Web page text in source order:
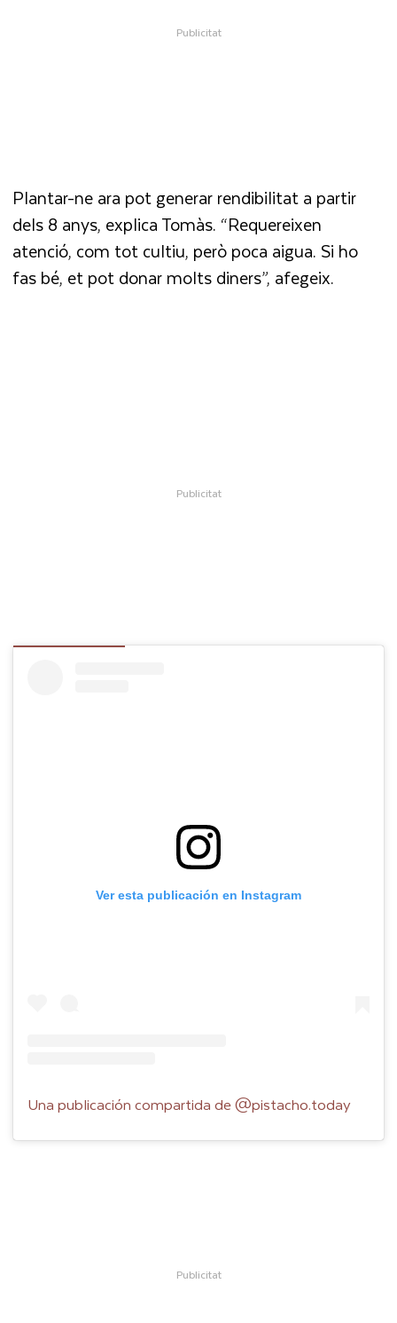
Plantar-ne ara pot generar rendibilitat a partir
dels 8 anys, explica Tomàs. “Requereixen
atenció, com tot cultiu, però poca aigua. Si ho
fas bé, et pot donar molts diners”, afegeix.
Ver esta publicación en Instagram
Una publicación compartida de @pistacho.today